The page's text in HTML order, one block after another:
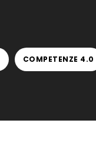
COMPETENZE 4.0